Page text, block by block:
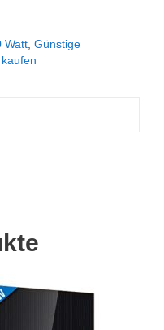
Watt, Günstige